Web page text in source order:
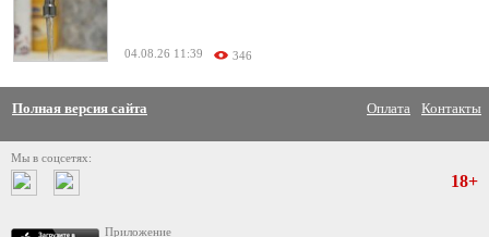
04.08.26 11:39 346
Полная версия сайта Оплата Контакты
Мы в соцсетях:
Приложение
18+